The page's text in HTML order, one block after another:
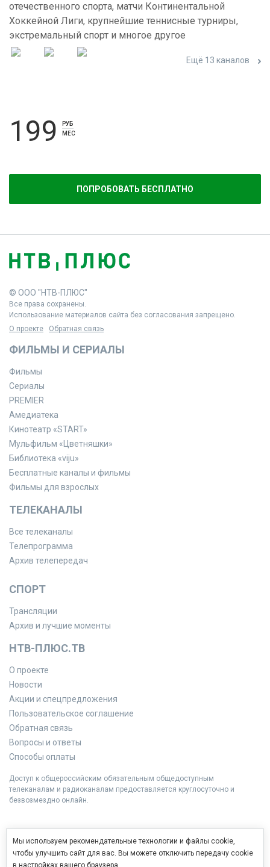
отечественного спорта, матчи Континентальной
Хоккейной Лиги, крупнейшие теннисные турниры,
экстремальный спорт и многое другое
Ещё 13 каналов
199
РУБ
МЕС
ПОПРОБОВАТЬ БЕСПЛАТНО
© ООО "НТВ-ПЛЮС"
Все права сохранены.
Использование материалов сайта без согласования запрещено.
О проекте
Обратная связь
ФИЛЬМЫ И СЕРИАЛЫ
Фильмы
Сериалы
PREMIER
Амедиатека
Кинотеатр «START»
Мульфильм «Цветняшки»
Библиотека «viju»
Бесплатные каналы и фильмы
Фильмы для взрослых
ТЕЛЕКАНАЛЫ
Все телеканалы
Телепрограмма
Архив телепередач
СПОРТ
Трансляции
Архив и лучшие моменты
НТВ-ПЛЮС.ТВ
О проекте
Новости
Акции и спецпредложения
Пользовательское соглашение
Обратная связь
Вопросы и ответы
Способы оплаты
Доступ к общероссийским обязательным общедоступным
телеканалам и радиоканалам предоставляется круглосуточно и
безвозмездно онлайн.
Мы используем рекомендательные технологии и файлы cookie,
чтобы улучшить сайт для вас. Вы можете отключить передачу cookie
в настройках вашего браузера